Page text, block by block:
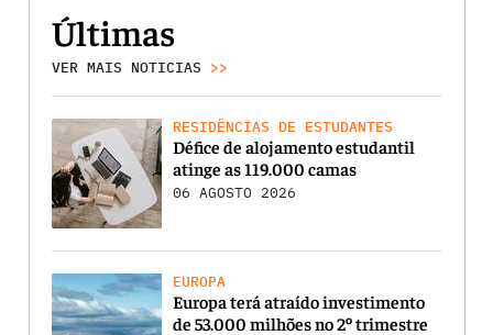
Últimas
VER MAIS NOTICIAS >>
RESIDÊNCIAS DE ESTUDANTES
Défice de alojamento estudantil
atinge as 119.000 camas
06 AGOSTO 2026
EUROPA
Europa terá atraído investimento
de 53.000 milhões no 2º trimestre